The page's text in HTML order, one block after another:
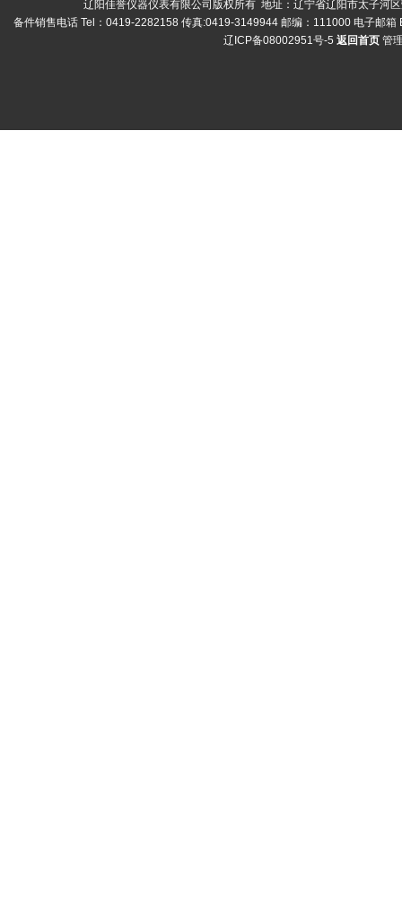
辽阳佳誉仪器仪表有限公司版权所有 地址：辽宁省辽阳市太子河
备件销售电话 Tel：0419-2282158 传真:0419-3149944 邮编：111000 电子邮箱
辽ICP备08002951号-5 返回首页 管